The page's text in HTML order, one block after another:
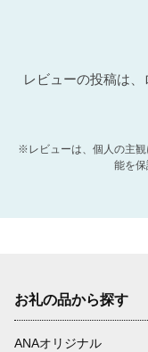
レビューの投稿は、
※レビューは、個人の主
能を保
お礼の品から探す
ANAオリジナル